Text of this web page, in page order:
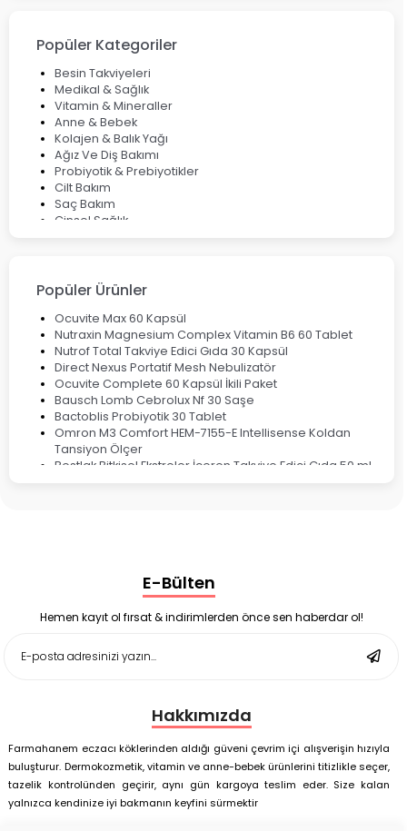
Çözüm Yolları
Bocavirüs Enfeksiyonu Hakkında Bilmeniz Gerekenler
Deep Flex Topraklama Matı Nedir? Detaylı Rehber
Mumiyo Nedir? Faydaları ve Kullanım Alanları Nelerdir?
Popüler Kategoriler
Besin Takviyeleri
Medikal & Sağlık
Vitamin & Mineraller
Anne & Bebek
Kolajen & Balık Yağı
Ağız Ve Diş Bakımı
Probiyotik & Prebiyotikler
Cilt Bakım
Saç Bakım
Cinsel Sağlık
Popüler Ürünler
Ocuvite Max 60 Kapsül
Nutraxin Magnesium Complex Vitamin B6 60 Tablet
Nutrof Total Takviye Edici Gıda 30 Kapsül
Direct Nexus Portatif Mesh Nebulizatör
Ocuvite Complete 60 Kapsül İkili Paket
Bausch Lomb Cebrolux Nf 30 Saşe
Bactoblis Probiyotik 30 Tablet
Omron M3 Comfort HEM-7155-E Intellisense Koldan
Tansiyon Ölçer
Bestlak Bitkisel Ekstreler İçeren Takviye Edici Gıda 50 ml
Enterogermina Family 5 ml 20 Flakon
Deep Flex Stres Azaltıcı ve Enerji Dengeleyici Topraklama
Matı Set 40x60 cm
Deep Flex Stres Azaltıcı ve Enerji Dengeleyici Topraklama
E-Bülten
Hemen kayıt ol fırsat & indirimlerden önce sen haberdar ol!
Hakkımızda
Farmahanem eczacı köklerinden aldığı güveni çevrim içi alışverişin hızıyla
buluşturur. Dermokozmetik, vitamin ve anne-bebek ürünlerini titizlikle seçer,
tazelik kontrolünden geçirir, aynı gün kargoya teslim eder. Size kalan
yalnızca kendinize iyi bakmanın keyfini sürmektir